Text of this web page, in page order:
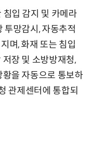
입 감지 및 카메라
투망감시, 자동추적
며, 화재 또는 침입
장 및 소방방재청,
을 자동으로 통보하
관제센터에 통합되